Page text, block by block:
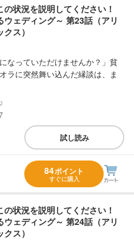
の状況を説明してください！
ウェディング～ 第23話（アリ
ス）
なっていただけませんか？」貧
ラに突然舞い込んだ縁談は、ま
試し読み
84ポイント
すぐに購入
の状況を説明してください！
ウェディング～ 第24話（アリ
ス）